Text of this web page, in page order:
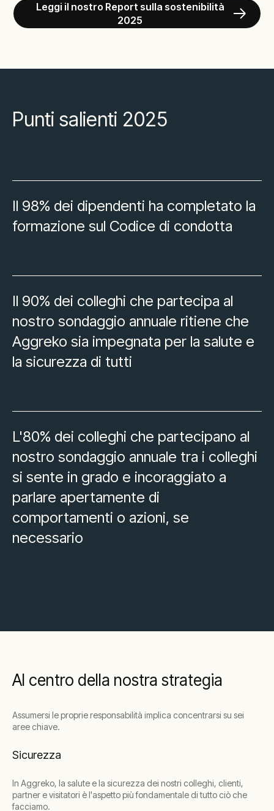
Leggi il nostro Report sulla sostenibilità
2025
Punti salienti 2025
Il 98% dei dipendenti ha completato la
formazione sul Codice di condotta
Il 90% dei colleghi che partecipa al
nostro sondaggio annuale ritiene che
Aggreko sia impegnata per la salute e
la sicurezza di tutti
L'80% dei colleghi che partecipano al
nostro sondaggio annuale tra i colleghi
si sente in grado e incoraggiato a
parlare apertamente di
comportamenti o azioni, se
necessario
Al centro della nostra strategia
Assumersi le proprie responsabilità implica concentrarsi su sei
aree chiave.
Sicurezza
In Aggreko, la salute e la sicurezza dei nostri colleghi, clienti,
partner e visitatori è l'aspetto più fondamentale di tutto ciò che
facciamo.